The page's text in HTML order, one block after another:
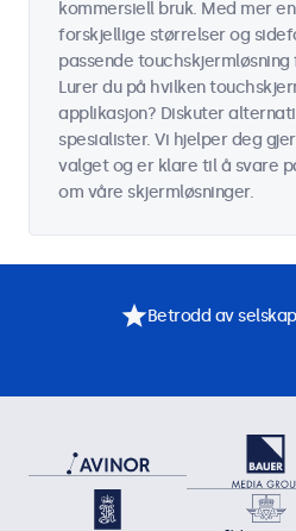
kommersiell bruk. Med mer
forskjellige størrelser og
passende
Lurer du på hvilken
applikasjon? Diskuter
spesialister. Vi hjelper deg
valget og er klare til å svare
om våre skjermløsninger.
Betrodd av